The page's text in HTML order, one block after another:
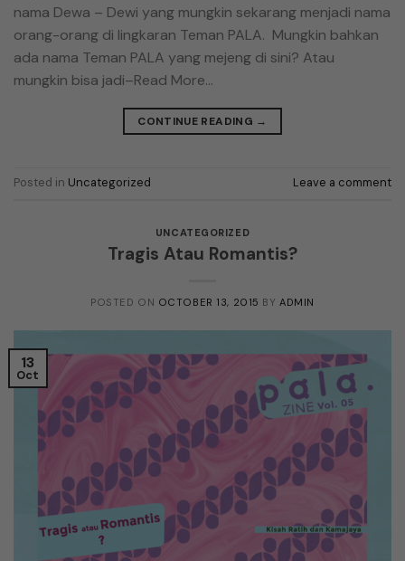
nama Dewa – Dewi yang mungkin sekarang menjadi nama
orang-orang di lingkaran Teman PALA. Mungkin bahkan
ada nama Teman PALA yang mejeng di sini? Atau
mungkin bisa jadi–Read More…
CONTINUE READING →
Posted in Uncategorized Leave a comment
UNCATEGORIZED
Tragis Atau Romantis?
POSTED ON OCTOBER 13, 2015 BY ADMIN
13
Oct